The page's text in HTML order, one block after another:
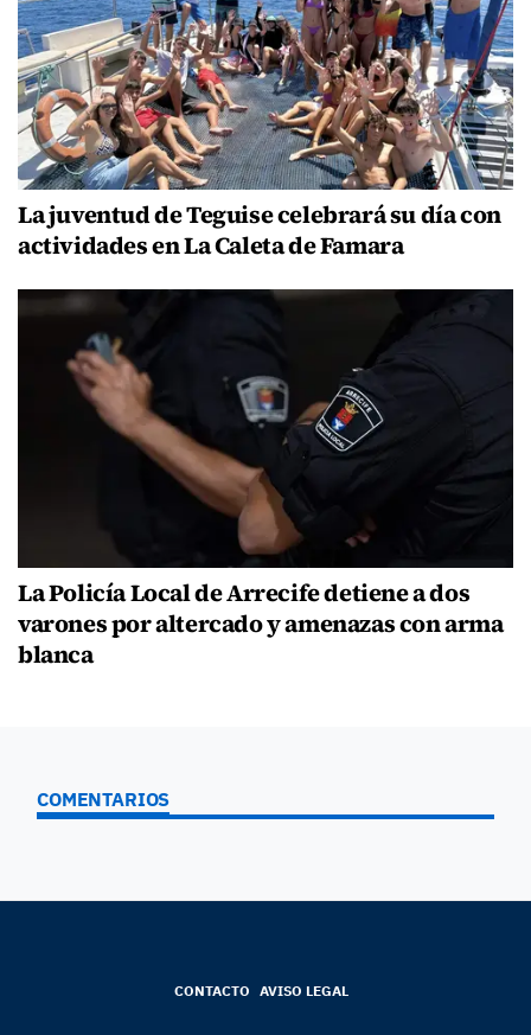
La juventud de Teguise celebrará su día con
actividades en La Caleta de Famara
La Policía Local de Arrecife detiene a dos
varones por altercado y amenazas con arma
blanca
COMENTARIOS
CONTACTO AVISO LEGAL